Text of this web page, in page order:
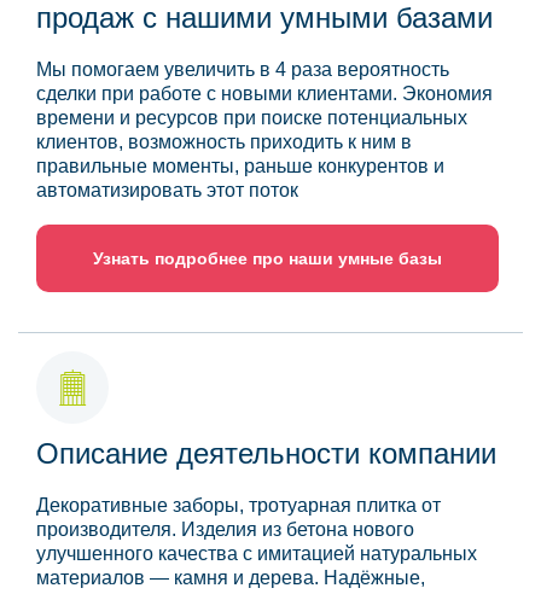
продаж с нашими умными базами
Мы помогаем увеличить в 4 раза вероятность
сделки при работе с новыми клиентами. Экономия
времени и ресурсов при поиске потенциальных
клиентов, возможность приходить к ним в
правильные моменты, раньше конкурентов и
автоматизировать этот поток
Узнать подробнее про наши умные базы
Описание деятельности компании
Декоративные заборы, тротуарная плитка от
производителя. Изделия из бетона нового
улучшенного качества с имитацией натуральных
материалов — камня и дерева. Надёжные,